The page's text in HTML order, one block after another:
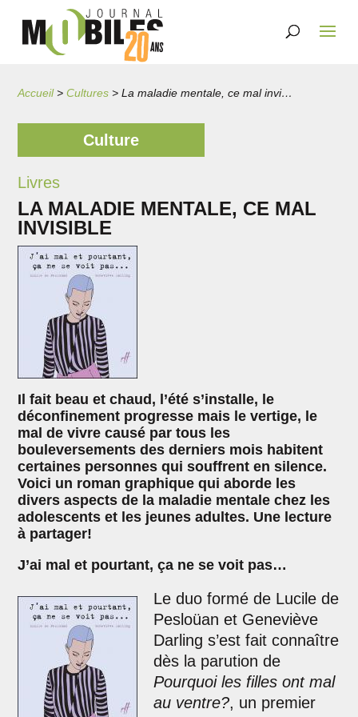
Accueil>Cultures > La maladie mentale, ce mal invisible
Culture
Livres
LA MALADIE MENTALE, CE MAL
INVISIBLE
Il fait beau et chaud, l’été s’installe, le
déconfinement progresse mais le vertige, le
mal de vivre causé par tous les
bouleversements des derniers mois habitent
certaines personnes qui souffrent en silence.
Voici un roman graphique qui aborde les
divers aspects de la maladie mentale chez les
adolescents et les jeunes adultes. Une lecture
à partager!
J’ai mal et pourtant, ça ne se voit pas…
Le duo formé de Lucile de
Pesloüan et Geneviève
Darling s’est fait connaître
dès la parution de
Pourquoi les filles ont mal
au ventre?, un premier